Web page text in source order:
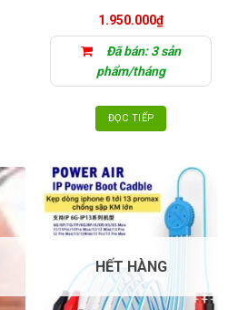
1.950.000₫
Đã bán: 3 sản
phẩm/tháng
ĐỌC TIẾP
HẾT HÀNG